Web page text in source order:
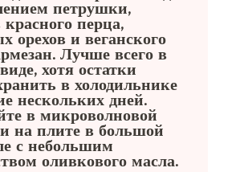
петрушки,
красного перца,
орехов и веганского
Лучше всего в
хотя остатки
в холодильнике
нескольких дней.
в микроволновой
на плите в большой
с небольшим
оливкового масла.